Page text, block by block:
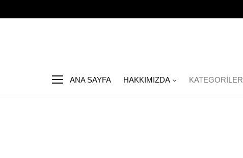
ANA SAYFA HAKKIMIZDA KATEGORILER